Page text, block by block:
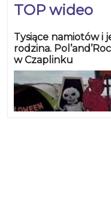
TOP wideo
Tysiące namiotów i
rodzina.
w Czaplinku